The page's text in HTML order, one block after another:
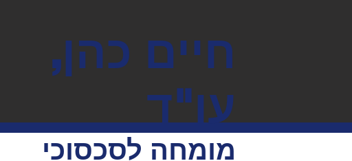
חיים כהן,
עו"ד
מומחה לסכסוכי